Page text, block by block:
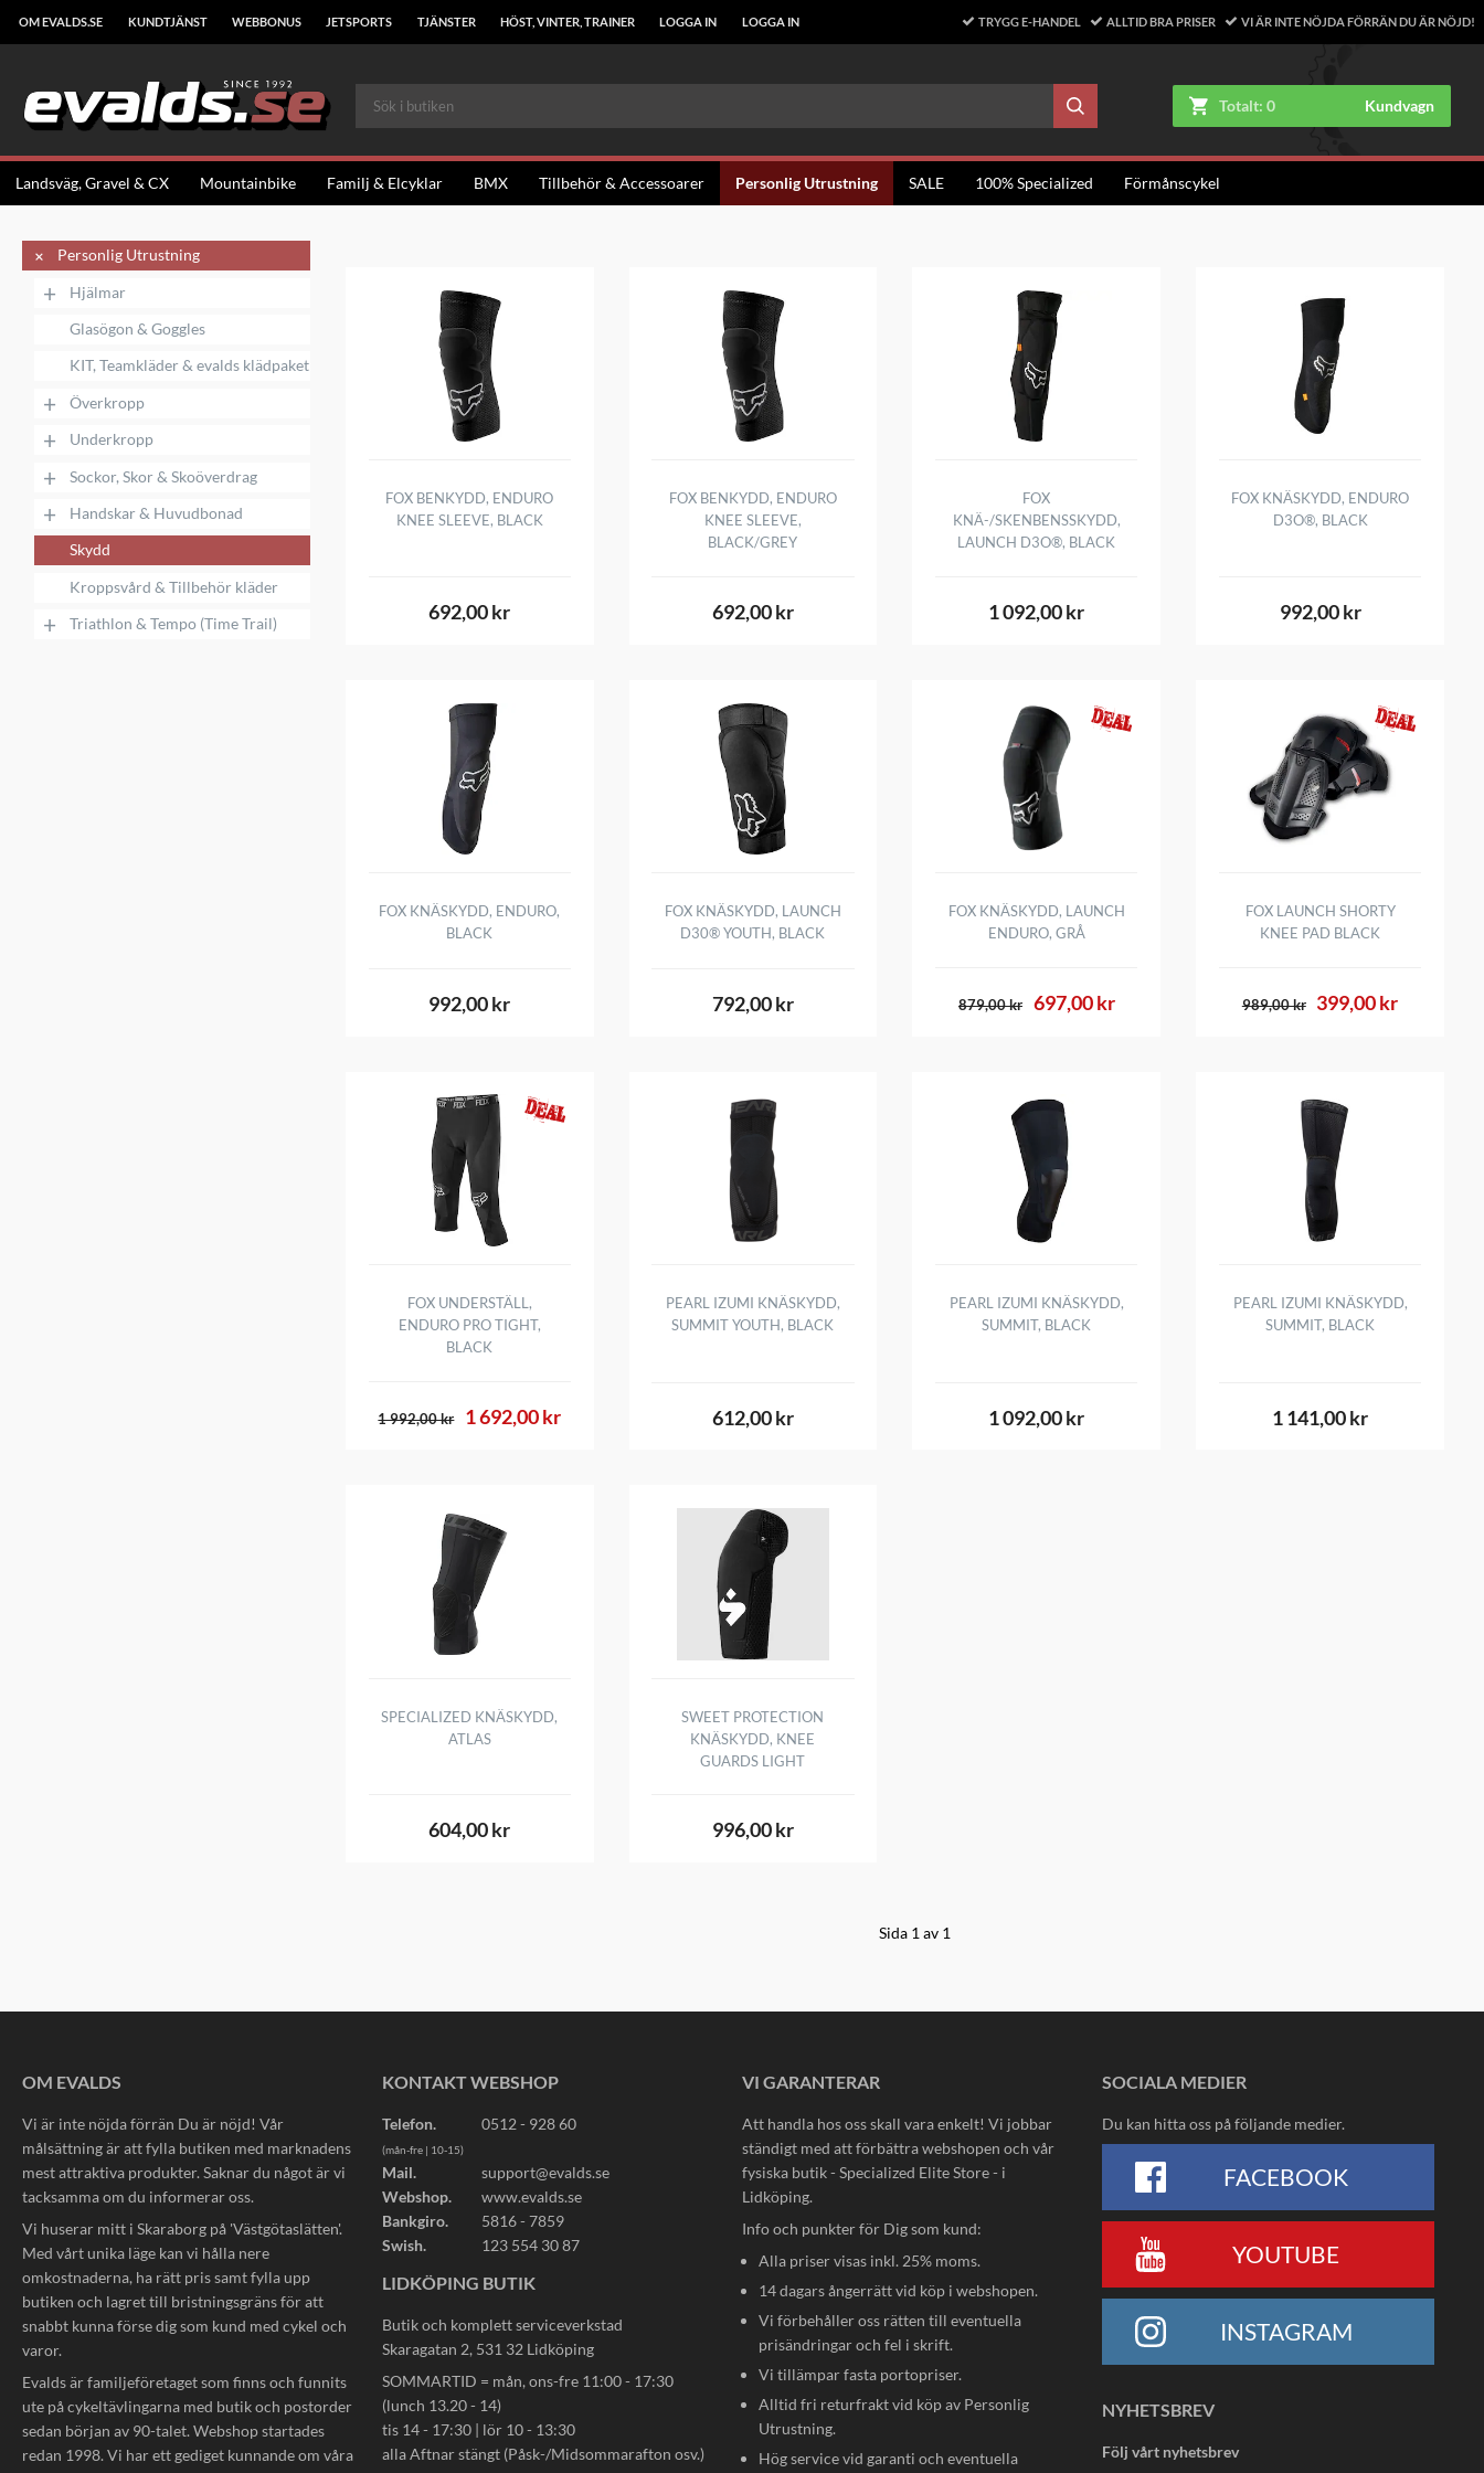
OM EVALDS.SE KUNDTJÄNST WEBBONUS JETSPORTS TJÄNSTER HÖST, VINTER, TRAINER LOGGA IN LOGGA IN TRYGG E-HANDEL ALLTID BRA PRISER VI ÄR INTE NÖJDA FÖRRÄN DU ÄR NÖJD!
Totalt: 0 Kundvagn
Landsväg, Gravel & CX Mountainbike Familj & Elcyklar BMX Tillbehör & Accessoarer Personlig Utrustning SALE 100% Specialized Förmånscykel
+ Personlig Utrustning
+ Hjälmar
Glasögon & Goggles
KIT, Teamkläder & evalds klädpaket
+ Överkropp
+ Underkropp
+ Sockor, Skor & Skoöverdrag
+ Handskar & Huvudbonad
Skydd
Kroppsvård & Tillbehör kläder
+ Triathlon & Tempo (Time Trail)
FOX BENKYDD, ENDURO
KNEE SLEEVE, BLACK
692,00 kr
FOX BENKYDD, ENDURO
KNEE SLEEVE,
BLACK/GREY
692,00 kr
FOX
KNÄ-/SKENBENSSKYDD,
LAUNCH D3O®, BLACK
1 092,00 kr
FOX KNÄSKYDD, ENDURO
D3O®, BLACK
992,00 kr
FOX KNÄSKYDD, ENDURO,
BLACK
992,00 kr
FOX KNÄSKYDD, LAUNCH
D30® YOUTH, BLACK
792,00 kr
FOX KNÄSKYDD, LAUNCH
ENDURO, GRÅ
697,00 kr
879,00 kr
FOX LAUNCH SHORTY
KNEE PAD BLACK
399,00 kr
989,00 kr
FOX UNDERSTÄLL,
ENDURO PRO TIGHT,
BLACK
1 692,00 kr
1 992,00 kr
PEARL IZUMI KNÄSKYDD,
SUMMIT YOUTH, BLACK
612,00 kr
PEARL IZUMI KNÄSKYDD,
SUMMIT, BLACK
1 092,00 kr
PEARL IZUMI KNÄSKYDD,
SUMMIT, BLACK
1 141,00 kr
SPECIALIZED KNÄSKYDD,
ATLAS
604,00 kr
SWEET PROTECTION
KNÄSKYDD, KNEE
GUARDS LIGHT
996,00 kr
Sida 1 av 1
OM EVALDS
Vi är inte nöjda förrän Du är nöjd! Vår
målsättning är att fylla butiken med marknadens
mest attraktiva produkter. Saknar du något är vi
tacksamma om du informerar oss.
Vi huserar mitt i Skaraborg på 'Västgötaslätten'.
Med vårt unika läge kan vi hålla nere
omkostnaderna, ha rätt pris samt fylla upp
butiken och lagret till bristningsgräns för att
snabbt kunna förse dig som kund med cykel och
varor.
Evalds är familjeföretaget som finns och funnits
ute på cykeltävlingarna med butik och postorder
sedan början av 90-talet. Webshop startades
redan 1998. Vi har ett gediget kunnande om våra
KONTAKT WEBSHOP
Telefon. 0512 - 928 60
(mån-fre | 10-15)
Mail.
support@evalds.se
Webshop.
www.evalds.se
Bankgiro.
5816 - 7859
Swish.
123 554 30 87
LIDKÖPING BUTIK
Butik och komplett serviceverkstad
Skaragatan 2, 531 32 Lidköping
SOMMARTID = mån, ons-fre 11:00 - 17:30
(lunch 13.20 - 14)
tis 14 - 17:30 | lör 10 - 13:30
alla Aftnar stängt (Påsk-/Midsommarafton osv.)
VI GARANTERAR
Att handla hos oss skall vara enkelt! Vi jobbar
ständigt med att förbättra webshopen och vår
fysiska butik - Specialized Elite Store - i
Lidköping.
Info och punkter för Dig som kund:
Alla priser visas inkl. 25% moms.
14 dagars ångerrätt vid köp i webshopen.
Vi förbehåller oss rätten till eventuella
prisändringar och fel i skrift.
Vi tillämpar fasta portopriser.
Alltid fri returfrakt vid köp av Personlig
Utrustning.
Hög service vid garanti och eventuella
SOCIALA MEDIER
Du kan hitta oss på följande medier.
FACEBOOK
YOUTUBE
INSTAGRAM
NYHETSBREV
Följ vårt nyhetsbrev